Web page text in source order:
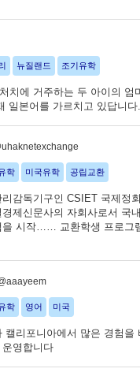
뉴질랜드 조기유학
치에 거주하는 두 아이의 엄
일본어를 가르치고 있답니다.
학 미국유학 공립교환
감독기구인 CSIET 국제정
제신문사의 자회사로서 국
을 시작…… 교환학생 프로그
학 영어 미국
캘리포니아에서 많은 경험을
영합니다